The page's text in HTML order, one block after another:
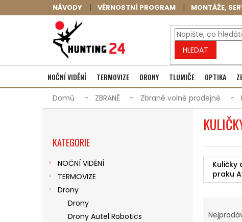
na
NÁVODY VĚRNOSTNÍ PROGRAM MONTÁŽE,
HLEDAT
NOČNÍ VIDĚNÍ TERMOVIZE DRONY TLUMIČE OPTIKA
Domů ZBRANĚ Zbraně volně prodejné
P
kategorie
KATEGORIE
NOČNÍ VIDĚNÍ
TERMOVIZE
Drony
Drony
Drony Autel Robotics
Kuličky
praku